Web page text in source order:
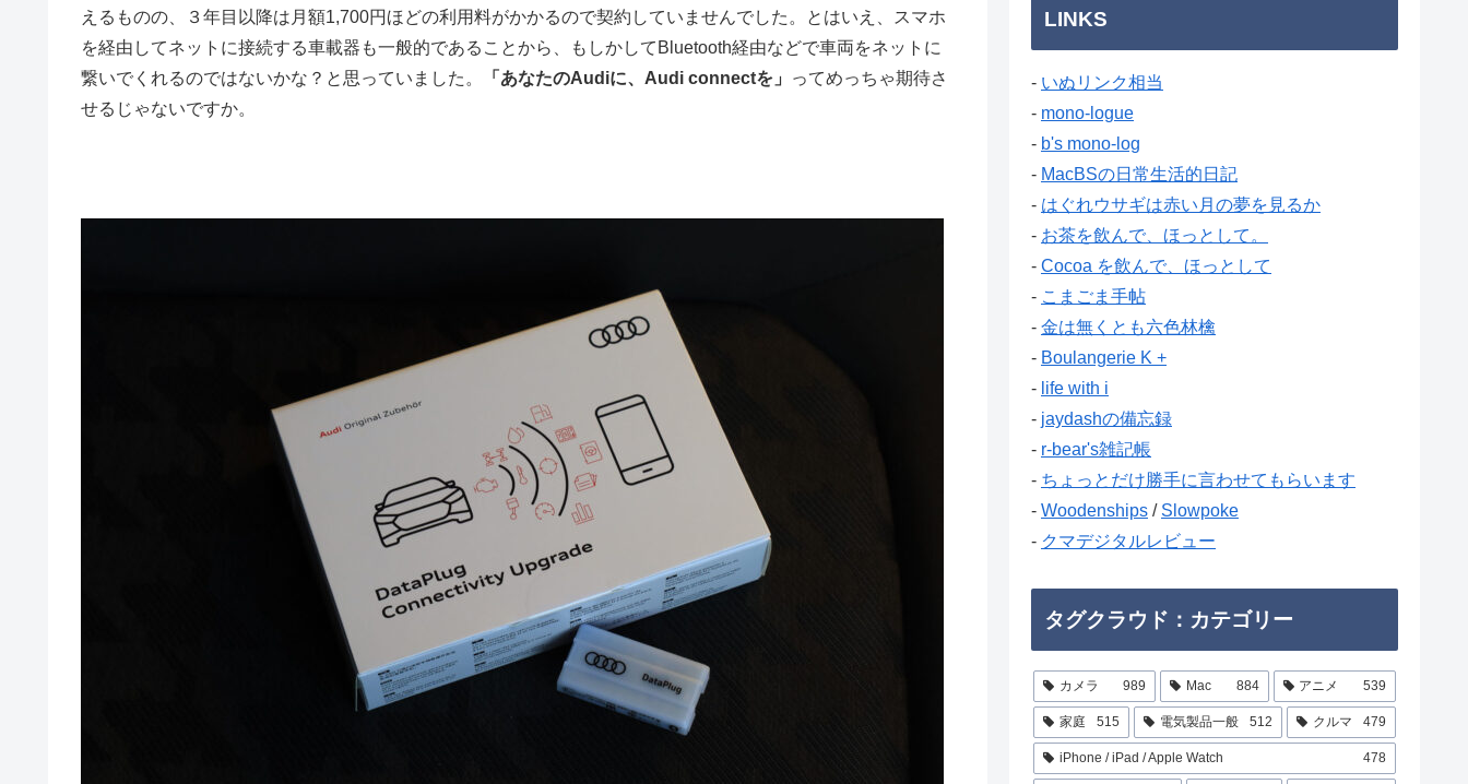
えるものの、３年目以降は月額1,700円ほどの利用料がかかるので契約していませんでした。とはいえ、スマホ
を経由してネットに接続する車載器も一般的であることから、もしかしてBluetooth経由などで車両をネットに
繋いでくれるのではないかな？と思っていました。
「あなたのAudiに、Audi connectを」
ってめっちゃ期待さ
せるじゃないですか。
LINKS
- いぬリンク相当
- mono-logue
- b's mono-log
- MacBSの日常生活的日記
- はぐれウサギは赤い月の夢を見るか
- お茶を飲んで、ほっとして。
- Cocoa を飲んで、ほっとして
- こまごま手帖
- 金は無くとも六色林檎
- Boulangerie K +
- life with i
- jaydashの備忘録
- r-bear's雑記帳
- ちょっとだけ勝手に言わせてもらいます
- Woodenships / Slowpoke
- クマデジタルレビュー
タグクラウド：カテゴリー
カメラ 989 Mac 884 アニメ 539
家庭 515 電気製品一般 512 クルマ 479
iPhone / iPad / Apple Watch 478